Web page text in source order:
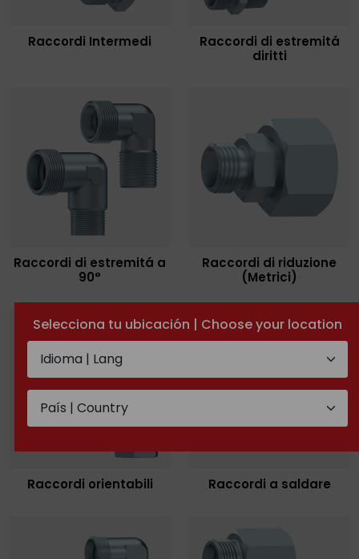
Selecciona tu ubicación | Choose your location
Raccordi Intermedi
Raccordi di estremitá
diritti
Raccordi di estremitá a
90°
Raccordi di riduzione
(Metrici)
Raccordi orientabili Raccordi a saldare